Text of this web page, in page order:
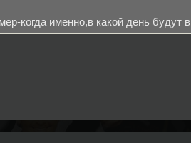
когда именно,в какой день будут